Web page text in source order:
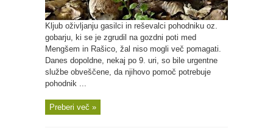
Kljub oživljanju gasilci in reševalci pohodniku oz.
gobarju, ki se je zgrudil na gozdni poti med
Mengšem in Rašico, žal niso mogli več pomagati.
Danes dopoldne, nekaj po 9. uri, so bile urgentne
službe obveščene, da njihovo pomoč potrebuje
pohodnik ...
Preberi več »